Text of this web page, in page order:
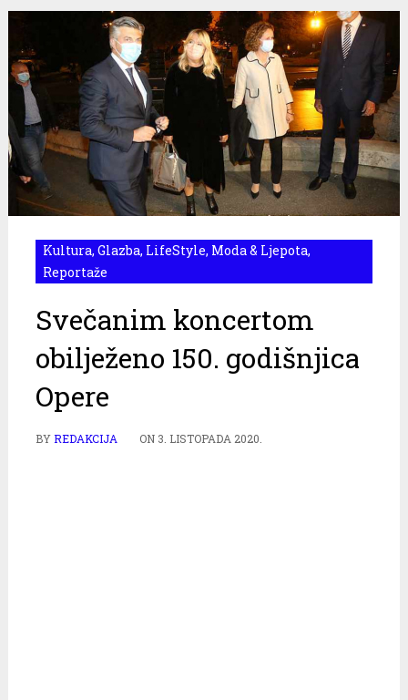
Kultura, Glazba, LifeStyle, Moda & Ljepota,
Reportaže
Svečanim koncertom
obilježeno 150. godišnjica
Opere
BYREDAKCIJA ON 3. LISTOPADA 2020.